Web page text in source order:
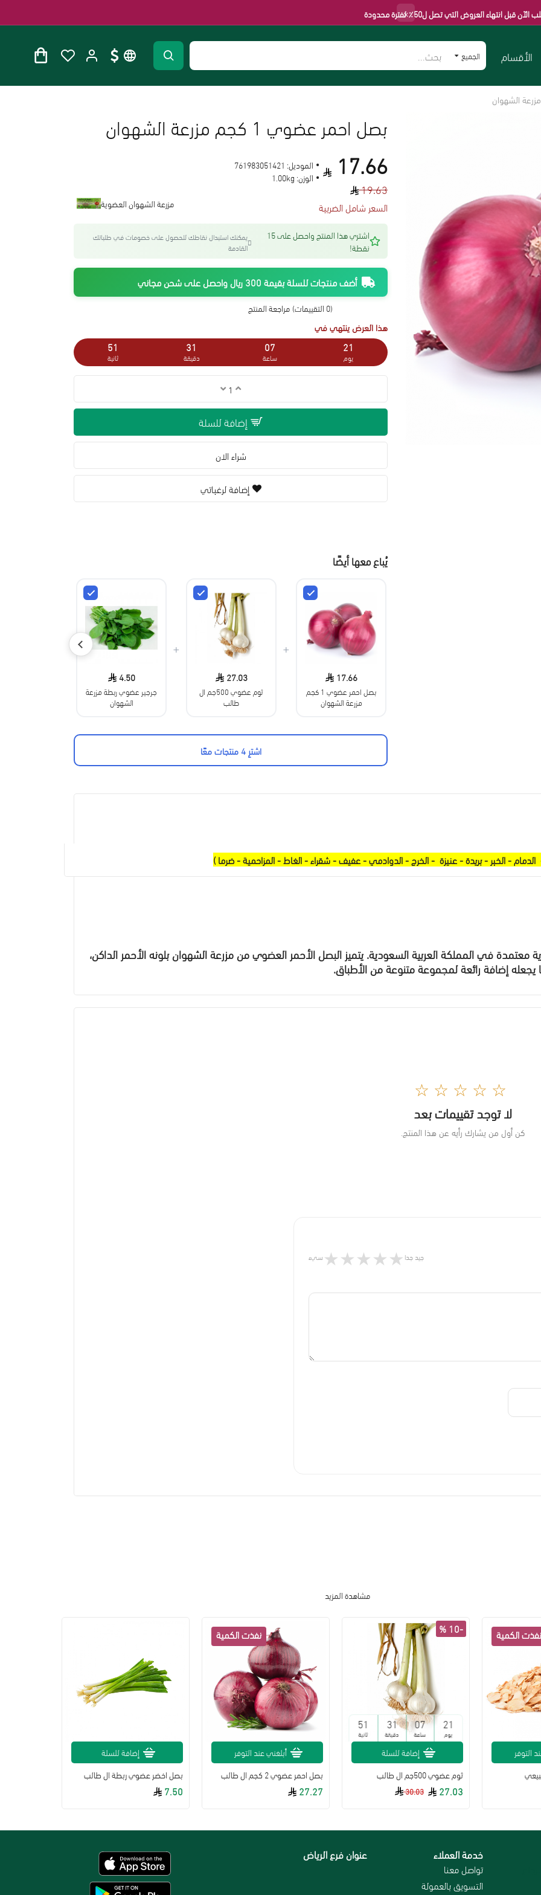
العروض التي تصل ل50٪ لفترة محدودة ×
الأقسام الجميع
بصل احمر عضوي 1 كجم مزرعة الشهوان
(0 التقييمات) مراجعة المنتج
هذا العرض ينتهي في
21
يوم
07
ساعة
31
دقيقة
50
ثانية
19.63
17.66
السعر شامل الضريبة
الموديل: 761983051421
الوزن: 1.00kg
مزرعة الشهوان العضوية
اشتري هذا المنتج واحصل على 15
نقطة!
يمكنك استبدال نقاطك للحصول على خصومات في طلباتك
القادمة
أضف منتجات للسلة بقيمة 300 ريال واحصل على شحن مجاني
إضافة للسلة
شراء الان
إضافة لرغباتي
يُباع معها أيضًا
17.66
بصل احمر عضوي 1 كجم
مزرعة الشهوان
+
27.03
ثوم عضوي 500جم ال
طالب
+
4.50
جرجير عضوي ربطة مزرعة
الشهوان
+
اشترِ 4 منتجات معًا
- الخبر - بريدة - عنيزة - الخرج - الدوادمي - عفيف - شقراء - الغاط - المزاحمية - ضرما )
في المملكة العربية السعودية. يتميز البصل الأحمر العضوي من مزرعة الشهوان بلونه الأحمر الداكن،
إضافة رائعة لمجموعة متنوعة من الأطباق.
☆☆☆☆☆
لا توجد تقييمات بعد
كن أول من يشارك رأيه عن هذا المنتج.
سيء ★★★★★ جيد جدا
مشاهدة المزيد
التوفر
-10 %
21
يوم
07
ساعة
31
دقيقة
50
ثانية
ثوم عضوي 500جم ال طالب
30.03 27.03
إضافة للسلة
بصل احمر عضوي 2 كجم ال طالب
27.27
أبلغني عند التوفر
بصل اخضر عضوي ربطة ال طالب
7.50
إضافة للسلة
خدمة العملاء
تواصل معنا
التسويق بالعمولة
عنوان فرع الرياض